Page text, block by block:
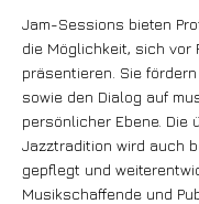
Jam-Sessions bieten
die Möglichkeit, sich vor
präsentieren. Sie
sowie den Dialog auf
persönlicher Ebene. Die
Jazztradition wird auch
gepflegt und
Musikschaffende und